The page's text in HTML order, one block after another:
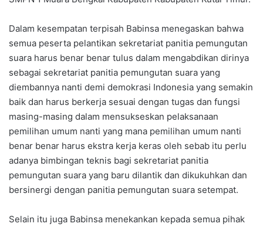
Dalam kesempatan terpisah Babinsa menegaskan bahwa
semua peserta pelantikan sekretariat panitia pemungutan
suara harus benar benar tulus dalam mengabdikan dirinya
sebagai sekretariat panitia pemungutan suara yang
diembannya nanti demi demokrasi Indonesia yang semakin
baik dan harus berkerja sesuai dengan tugas dan fungsi
masing-masing dalam mensukseskan pelaksanaan
pemilihan umum nanti yang mana pemilihan umum nanti
benar benar harus ekstra kerja keras oleh sebab itu perlu
adanya bimbingan teknis bagi sekretariat panitia
pemungutan suara yang baru dilantik dan dikukuhkan dan
bersinergi dengan panitia pemungutan suara setempat.
Selain itu juga Babinsa menekankan kepada semua pihak